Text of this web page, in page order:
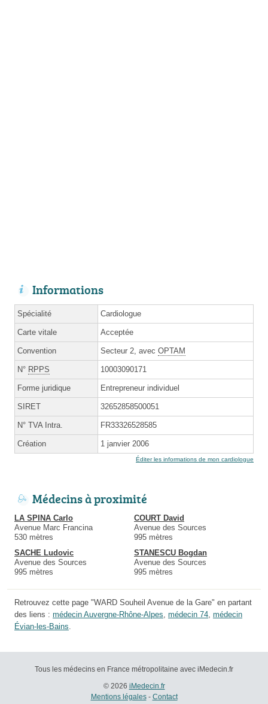
Informations
Spécialité Cardiologue
Carte vitale Acceptée
Convention Secteur 2, avec OPTAM
N° RPPS 10003090171
Forme juridique Entrepreneur individuel
SIRET 32652858500051
N° TVA Intra. FR33326528585
Création 1 janvier 2006
Éditer les informations de mon cardiologue
Médecins à proximité
LA SPINA Carlo
Avenue Marc Francina
530 mètres
COURT David
Avenue des Sources
995 mètres
SACHE Ludovic
Avenue des Sources
995 mètres
STANESCU Bogdan
Avenue des Sources
995 mètres
Retrouvez cette page "WARD Souheil Avenue de la Gare" en partant
des liens : médecin Auvergne-Rhône-Alpes médecin 74 médecin
Évian-les-Bains
Tous les médecins en France métropolitaine avec iMedecin.fr
© 2026 iMedecin.fr
Mentions légales- Contact